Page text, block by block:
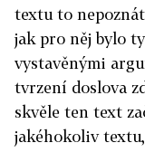
textu to
jak pro něj bylo
vystavěnými
tvrzení doslova
skvěle ten text
jakéhokoliv